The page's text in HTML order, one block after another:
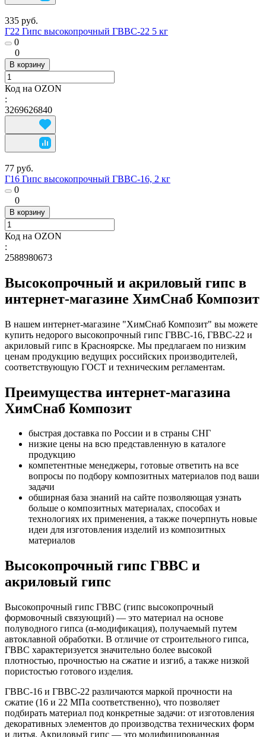
335 руб.
Г22 Гипс высокопрочный ГВВС-22 5 кг
0
0
В корзину
Код на OZON
:
3269626840
77 руб.
Г16 Гипс высокопрочный ГВВС-16, 2 кг
0
0
В корзину
Код на OZON
:
2588980673
Высокопрочный и акриловый гипс в
интернет-магазине ХимСнаб Композит
В нашем интернет-магазине "ХимСнаб Композит" вы можете
купить недорого высокопрочный гипс ГВВС-16, ГВВС-22 и
акриловый гипс в Красноярске. Мы предлагаем по низким
ценам продукцию ведущих российских производителей,
соответствующую ГОСТ и техническим регламентам.
Преимущества интернет-магазина
ХимСнаб Композит
быстрая доставка по России и в страны СНГ
низкие цены на всю представленную в каталоге
продукцию
компетентные менеджеры, готовые ответить на все
вопросы по подбору композитных материалов под ваши
задачи
обширная база знаний на сайте позволяющая узнать
больше о композитных материалах, способах и
технологиях их применения, а также почерпнуть новые
идеи для изготовления изделий из композитных
материалов
Высокопрочный гипс ГВВС и
акриловый гипс
Высокопрочный гипс ГВВС (гипс высокопрочный
формовочный связующий) — это материал на основе
полуводного гипса (α-модификация), получаемый путем
автоклавной обработки. В отличие от строительного гипса,
ГВВС характеризуется значительно более высокой
плотностью, прочностью на сжатие и изгиб, а также низкой
пористостью готового изделия.
ГВВС-16 и ГВВС-22 различаются маркой прочности на
сжатие (16 и 22 МПа соответственно), что позволяет
подбирать материал под конкретные задачи: от изготовления
декоративных элементов до производства технических форм
и литья. Акриловый гипс — это модифицированная